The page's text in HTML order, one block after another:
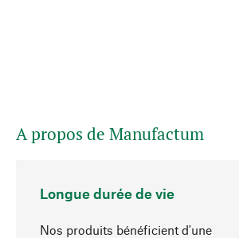
A propos de Manufactum
Longue durée de vie
Nos produits bénéficient d'une